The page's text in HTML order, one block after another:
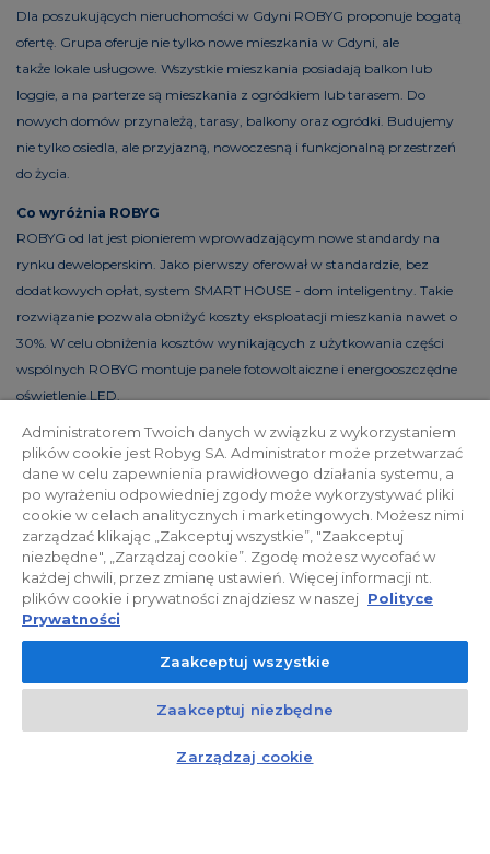
Dla poszukujących nieruchomości w Gdyni ROBYG proponuje bogatą
ofertę. Grupa oferuje nie tylko nowe mieszkania w Gdyni, ale
także lokale usługowe. Wszystkie mieszkania posiadają balkon lub
loggie, a na parterze są mieszkania z ogródkiem lub tarasem. Do
nowych domów przynależą, tarasy, balkony oraz ogródki. Budujemy
nie tylko osiedla, ale przyjazną, nowoczesną i funkcjonalną przestrzeń
do życia.
Co wyróżnia ROBYG
ROBYG od lat jest pionierem wprowadzającym nowe standardy na
rynku deweloperskim. Jako pierwszy oferował w standardzie, bez
dodatkowych opłat, system SMART HOUSE - dom inteligentny. Takie
rozwiązanie pozwala obniżyć koszty eksploatacji mieszkania nawet o
30%. W celu obniżenia kosztów wynikających z użytkowania części
wspólnych ROBYG montuje panele fotowoltaiczne i energooszczędne
oświetlenie LED.
Polityka prywatności Relacje inwestorskie
Facebook
© 2026 ROBYG. Wszystkie prawa zastrzeżone. Powyższa oferta i
przedstawione materiały graficzne mają charakter jedynie
informacyjny, nie mogą być traktowane jako ostateczne projekty
realizacyjne, nie stanowią również oferty handlowej w rozumieniu art.
66 §1 Kodeksu Cywilnego oraz innych właściwych przepisów prawnych.
Czat z doradcą
Administratorem Twoich danych w związku z wykorzystaniem
plików cookie jest Robyg SA. Administrator może przetwarzać
dane w celu zapewnienia prawidłowego działania systemu, a
po wyrażeniu odpowiedniej zgody może wykorzystywać pliki
cookie w celach analitycznych i marketingowych. Możesz nimi
zarządzać klikając „Zakceptuj wszystkie”, "Zaakceptuj
niezbędne", „Zarządzaj cookie”. Zgodę możesz wycofać w
każdej chwili, przez zmianę ustawień. Więcej informacji nt.
plików cookie i prywatności znajdziesz w naszej Polityce
Prywatności
Zaakceptuj wszystkie
Zaakceptuj niezbędne
Zarządzaj cookie